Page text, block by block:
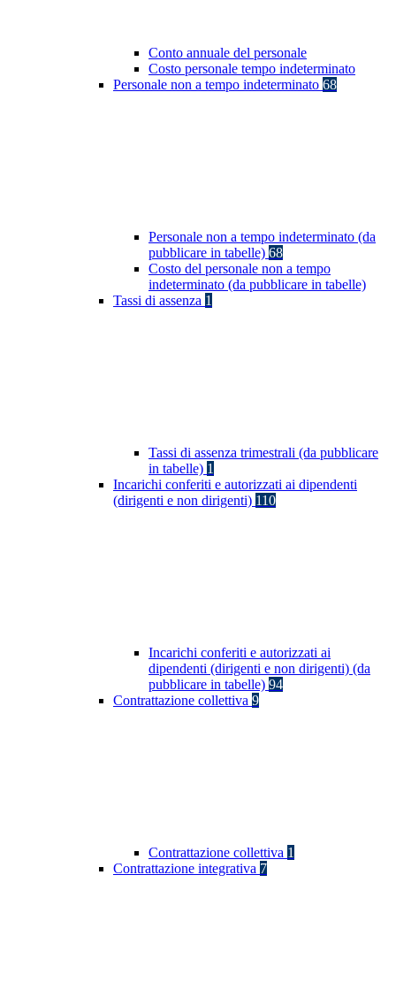
Conto annuale del personale
Costo personale tempo indeterminato
Personale non a tempo indeterminato 68
Personale non a tempo indeterminato (da
pubblicare in tabelle) 68
Costo del personale non a tempo
indeterminato (da pubblicare in tabelle)
Tassi di assenza 1
Tassi di assenza trimestrali (da pubblicare
in tabelle) 1
Incarichi conferiti e autorizzati ai dipendenti
(dirigenti e non dirigenti) 110
Incarichi conferiti e autorizzati ai
dipendenti (dirigenti e non dirigenti) (da
pubblicare in tabelle) 94
Contrattazione collettiva 9
Contrattazione collettiva 1
Contrattazione integrativa 7